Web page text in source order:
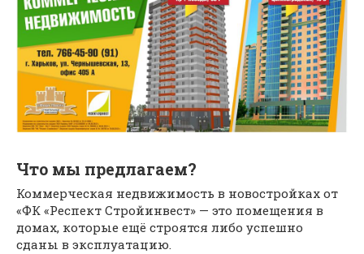
Что мы предлагаем?
Коммерческая недвижимость в новостройках от
«ФК «Респект Стройинвест» — это помещения в
домах, которые ещё строятся либо успешно
сданы в эксплуатацию.